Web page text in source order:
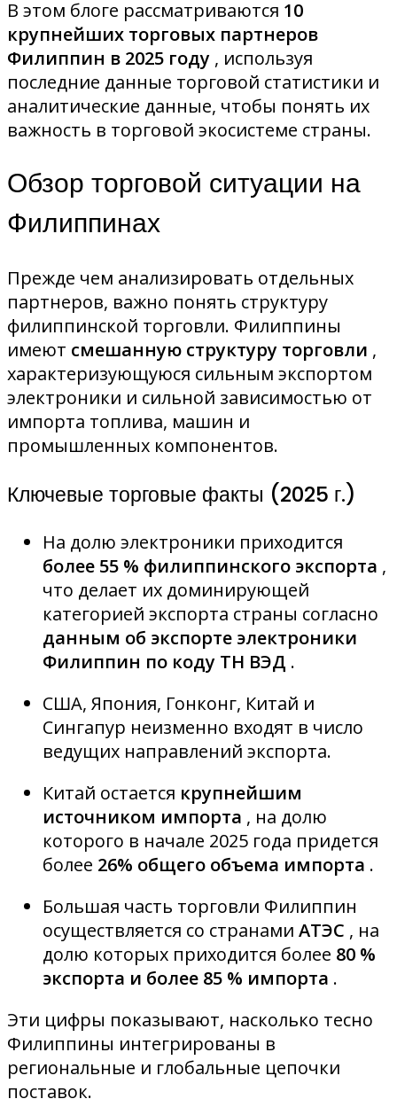
В этом блоге рассматриваются 10
крупнейших торговых партнеров
Филиппин в 2025 году , используя
последние данные торговой статистики и
аналитические данные, чтобы понять их
важность в торговой экосистеме страны.
Обзор торговой ситуации на
Филиппинах
Прежде чем анализировать отдельных
партнеров, важно понять структуру
филиппинской торговли. Филиппины
имеют смешанную структуру торговли ,
характеризующуюся сильным экспортом
электроники и сильной зависимостью от
импорта топлива, машин и
промышленных компонентов.
Ключевые торговые факты (2025 г.)
На долю электроники приходится
более 55 % филиппинского экспорта ,
что делает их доминирующей
категорией экспорта страны согласно
данным об экспорте электроники
Филиппин по коду ТН ВЭД .
США, Япония, Гонконг, Китай и
Сингапур неизменно входят в число
ведущих направлений экспорта.
Китай остается крупнейшим
источником импорта , на долю
которого в начале 2025 года придется
более 26% общего объема импорта .
Большая часть торговли Филиппин
осуществляется со странами АТЭС , на
долю которых приходится более 80 %
экспорта и более 85 % импорта .
Эти цифры показывают, насколько тесно
Филиппины интегрированы в
региональные и глобальные цепочки
поставок.